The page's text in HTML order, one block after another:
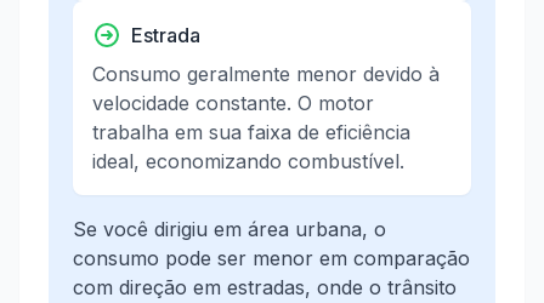
Estrada
Consumo geralmente menor devido à
velocidade constante. O motor
trabalha em sua faixa de eficiência
ideal, economizando combustível.
Se você dirigiu em área urbana, o
consumo pode ser menor em comparação
com direção em estradas, onde o trânsito